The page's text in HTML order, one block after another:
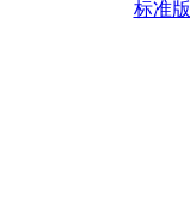
标准版